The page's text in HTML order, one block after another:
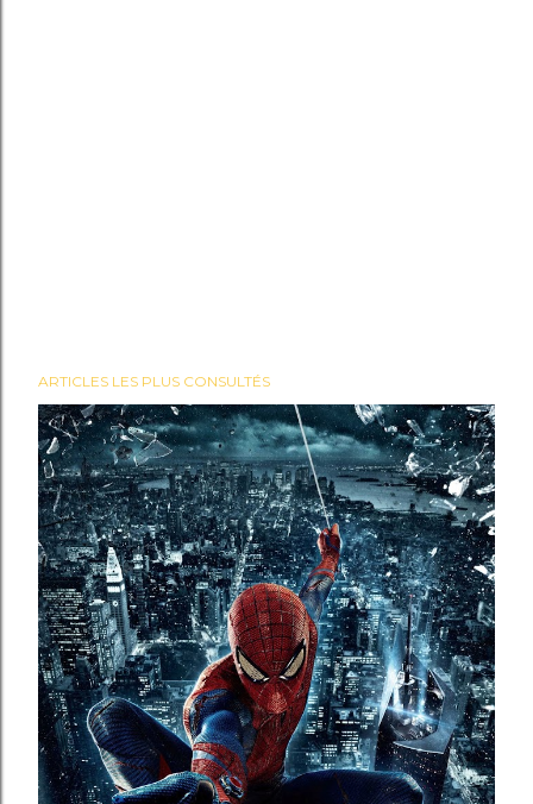
ARTICLES LES PLUS CONSULTÉS